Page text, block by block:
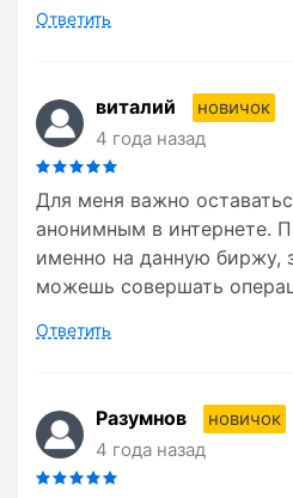
Ответить
виталий
новичок
4 года назад
Для меня важно
анонимным в интернете.
именно на данную биржу,
можешь совершать
Ответить
Разумнов
новичок
4 года назад